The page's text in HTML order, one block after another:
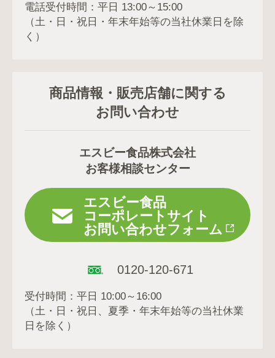
電話受付時間：平日 13:00～15:00
（土・日・祝日・年末年始等の当社休業日を除
く）
商品情報・販売店舗に関する
お問い合わせ
エスビー食品株式会社
お客様相談センター
エスビー食品
コーポレートサイト
お問い合わせフォーム
0120-120-671
受付時間：平日 10:00～16:00
（土・日・祝日、夏季・年末年始等の当社休業
日を除く）